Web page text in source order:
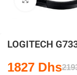
LOGITECH
1827 Dhs